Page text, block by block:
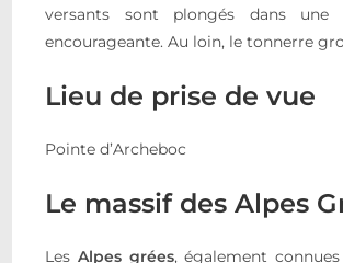
versants sont plongés dans une
encourageante. Au loin, le tonnerre
Lieu de prise de vue
Pointe d’Archeboc
Le massif des Alpes
Les Alpes grées, également